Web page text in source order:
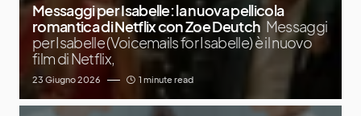
Messaggi per Isabelle: la nuova pellicola
romantica di Netflix con Zoe Deutch Messaggi
per Isabelle (Voicemails for Isabelle) è il nuovo
film di Netflix,
23 Giugno 2026 1 minute read